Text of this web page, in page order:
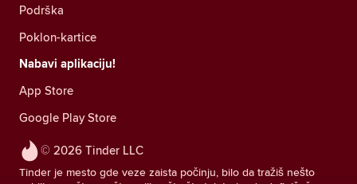
© 2026 Tinder LLC
Tinder je mesto gde veze zaista počinju, bilo da tražiš nešto
Podrška
Poklon-kartice
Nabavi aplikaciju!
App Store
Google Play Store